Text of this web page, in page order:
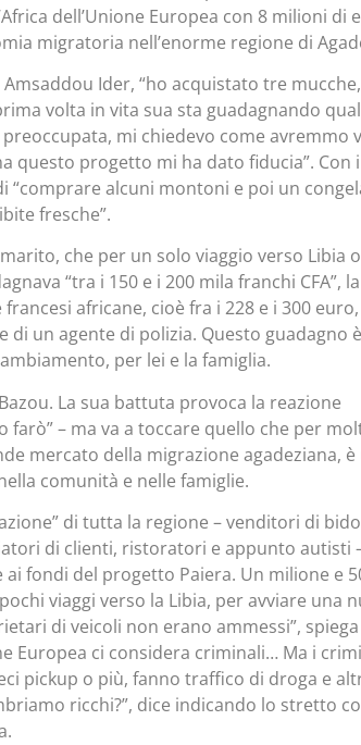
dell’Unione Europea con 8 milioni di
migratoria nell’enorme regione di
Ider, “ho acquistato tre
volta in vita sua sta guadagnando
mi chiedevo come avremmo
questo progetto mi ha dato fiducia”. Con
“comprare alcuni montoni e poi un
fresche”.
che per un solo viaggio verso Libia
“tra i 150 e i 200 mila franchi CFA”,
africane, cioè fra i 228 e i 300 euro,
di un agente di polizia. Questo guadagno è
per lei e la famiglia.
La sua battuta provoca la reazione
farò” – ma va a toccare quello che per
mercato della migrazione agadeziana, è
comunità e nelle famiglie.
di tutta la regione – venditori di
di clienti, ristoratori e appunto autisti
fondi del progetto Paiera. Un milione e
viaggi verso la Libia, per avviare una
di veicoli non erano ammessi”, spiega
Europea ci considera criminali… Ma i
pickup o più, fanno traffico di droga e
ricchi?”, dice indicando lo stretto